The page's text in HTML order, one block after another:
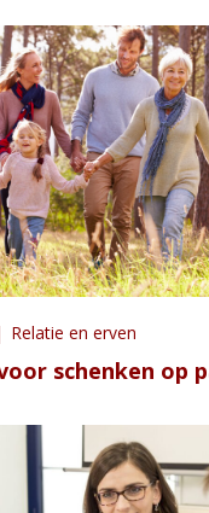
Relatie en erven
schenken op